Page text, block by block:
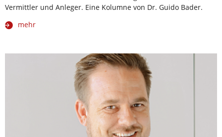
Vermittler und Anleger. Eine Kolumne von Dr. Guido Bader.
mehr